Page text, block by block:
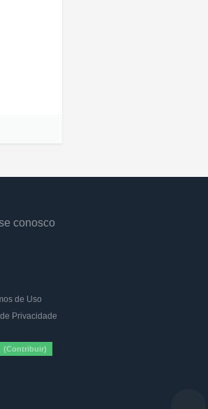
conosco
de Uso
Privacidade
(Contribuir)